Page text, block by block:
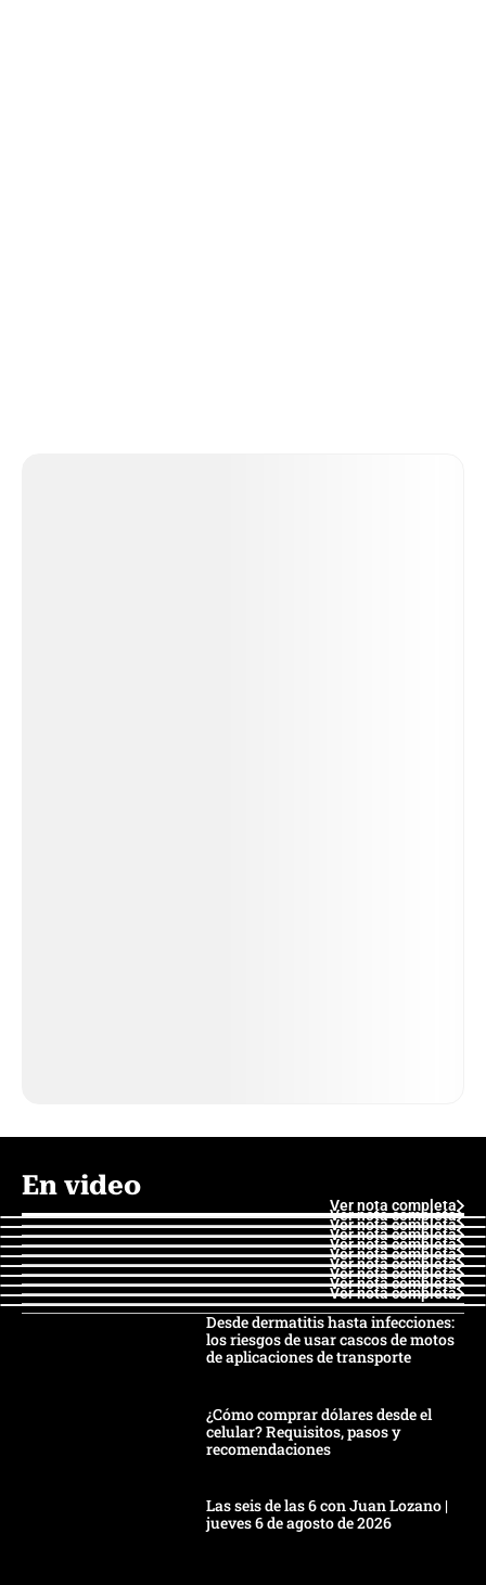
En video
Ver nota completa
Ver nota completa
Ver nota completa
Ver nota completa
Ver nota completa
Ver nota completa
Ver nota completa
Ver nota completa
Ver nota completa
Ver nota completa
Desde dermatitis hasta infecciones:
los riesgos de usar cascos de motos
de aplicaciones de transporte
¿Cómo comprar dólares desde el
celular? Requisitos, pasos y
recomendaciones
Las seis de las 6 con Juan Lozano |
jueves 6 de agosto de 2026